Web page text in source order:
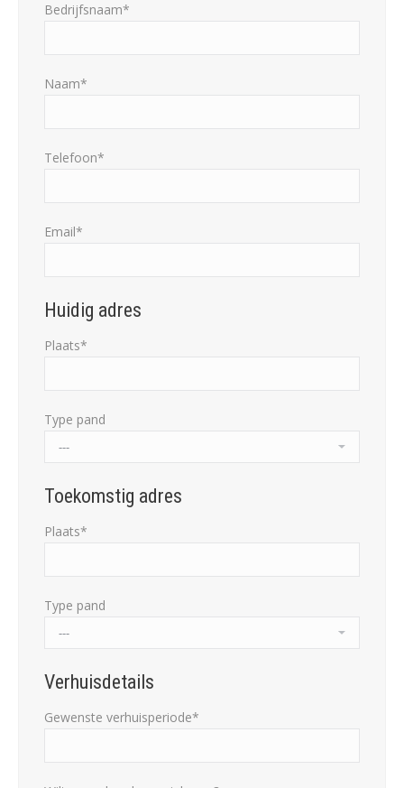
Bedrijfsnaam*
Naam*
Telefoon*
Email*
Huidig adres
Plaats*
Type pand
Toekomstig adres
Plaats*
Type pand
Verhuisdetails
Gewenste verhuisperiode*